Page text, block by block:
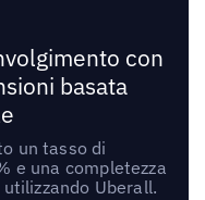
con
basata
un tasso di
e una completezza
Uberall.